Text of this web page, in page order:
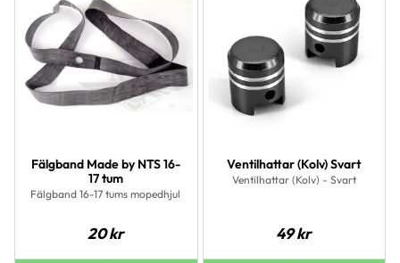
Fälgband Made by NTS 16-
17 tum
Fälgband 16-17 tums mopedhjul
20kr
Ventilhattar (Kolv) Svart
Ventilhattar (Kolv) - Svart
49kr